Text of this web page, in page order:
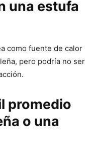
una estufa
como fuente de calor
pero podría no ser
promedio
o una